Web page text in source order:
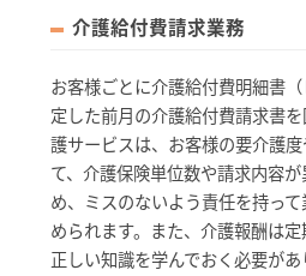
介護給付費請求業務
お客様ごとに介護給付費明細書
定した前月の介護給付費請求書
護サービスは、お客様の要介護
て、介護保険単位数や請求内容
め、ミスのないよう責任を持っ
められます。また、介護報酬は定
正しい知識を学んでおく必要があ